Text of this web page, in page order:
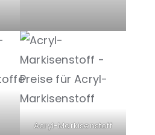
Acryl-Markisenstoff